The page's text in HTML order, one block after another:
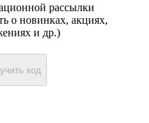
рассылки
о новинках, акциях,
и др.)
код